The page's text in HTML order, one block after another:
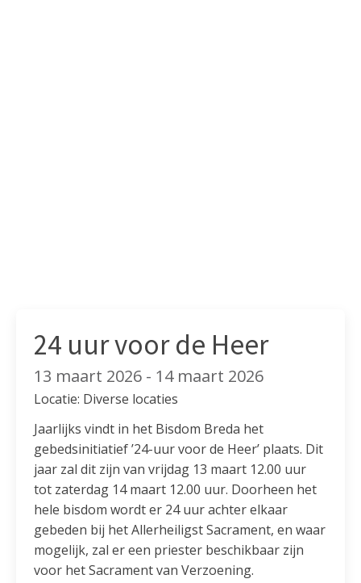
24 uur voor de Heer
13 maart 2026 - 14 maart 2026
Locatie: Diverse locaties
Jaarlijks vindt in het Bisdom Breda het
gebedsinitiatief ’24-uur voor de Heer’ plaats. Dit
jaar zal dit zijn van vrijdag 13 maart 12.00 uur
tot zaterdag 14 maart 12.00 uur. Doorheen het
hele bisdom wordt er 24 uur achter elkaar
gebeden bij het Allerheiligst Sacrament, en waar
mogelijk, zal er een priester beschikbaar zijn
voor het Sacrament van Verzoening.